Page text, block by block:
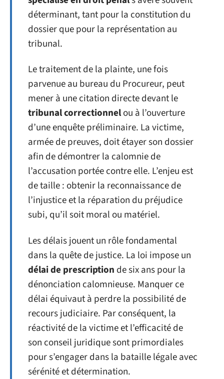
déterminant, tant pour la constitution du
dossier que pour la représentation au
tribunal.
Le traitement de la plainte, une fois
parvenue au bureau du Procureur, peut
mener à une citation directe devant le
tribunal correctionnelou à l’ouverture
d’une enquête préliminaire. La victime,
armée de preuves, doit étayer son dossier
afin de démontrer la calomnie de
l’accusation portée contre elle. L’enjeu est
de taille : obtenir la reconnaissance de
l’injustice et la réparation du préjudice
subi, qu’il soit moral ou matériel.
Les délais jouent un rôle fondamental
dans la quête de justice. La loi impose un
délai de prescription de six ans pour la
dénonciation calomnieuse. Manquer ce
délai équivaut à perdre la possibilité de
recours judiciaire. Par conséquent, la
réactivité de la victime et l’efficacité de
son conseil juridique sont primordiales
pour s’engager dans la bataille légale avec
sérénité et détermination.